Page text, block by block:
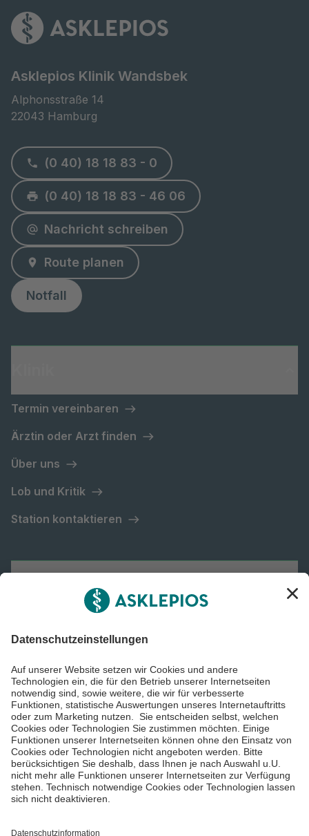
Asklepios Klinik Wandsbek
Alphonsstraße 14
22043 Hamburg
(0 40) 18 18 83 - 0
(0 40) 18 18 83 - 46 06
Nachricht schreiben
Route planen
Notfall
Termin vereinbaren
Ärztin oder Arzt finden
Über uns
Lob und Kritik
Station kontaktieren
Asklepios Gruppe
Impressum